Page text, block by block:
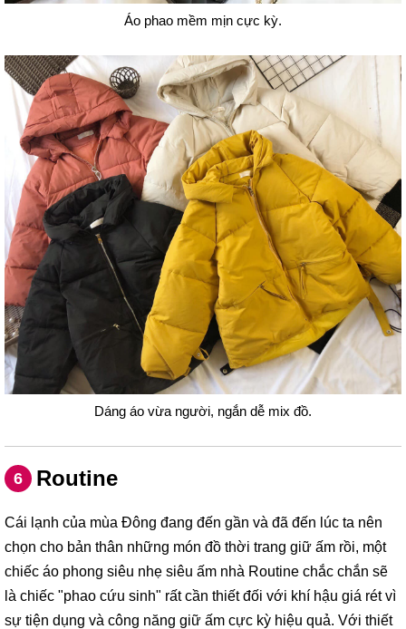
Áo phao mềm mịn cực kỳ.
Dáng áo vừa người, ngắn dễ mix đồ.
6 Routine
Cái lạnh của mùa Đông đang đến gần và đã đến lúc ta nên
chọn cho bản thân những món đồ thời trang giữ ấm rồi, một
chiếc áo phong siêu nhẹ siêu ấm nhà Routine chắc chắn sẽ
là chiếc "phao cứu sinh" rất cần thiết đối với khí hậu giá rét vì
sự tiện dụng và công năng giữ ấm cực kỳ hiệu quả. Với thiết